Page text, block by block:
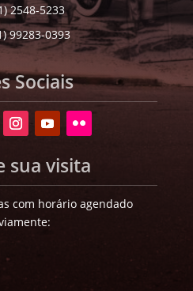
2548-5233
99283-0393
Sociais
sua visita
com horário agendado